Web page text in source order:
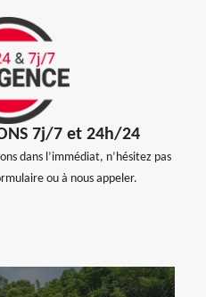
7j/7 et 24h/24
dans l’immédiat, n’hésitez pas
ou à nous appeler.